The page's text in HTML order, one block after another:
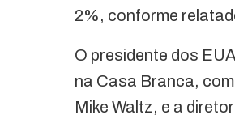
2%, conforme
O presidente dos
na Casa Branca,
Mike Waltz, e a